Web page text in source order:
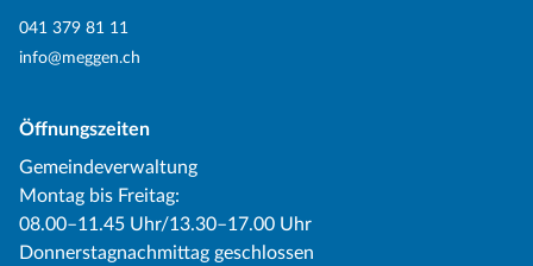
041 379 81 11
info@meggen.ch
Öffnungszeiten
Gemeindeverwaltung
Montag bis Freitag:
08.00–11.45 Uhr/13.30–17.00 Uhr
Donnerstagnachmittag geschlossen